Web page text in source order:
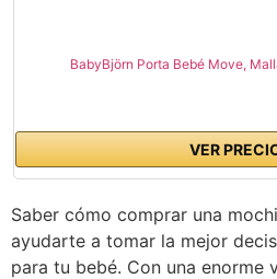
BabyBjörn Porta Bebé Move,
VER
Saber cómo comprar una
ayudarte a tomar la mejor
para tu bebé. Con una enorme